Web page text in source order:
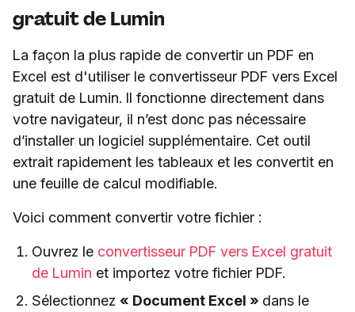
gratuit de Lumin
La façon la plus rapide de convertir un PDF en
Excel est d'utiliser le convertisseur PDF vers Excel
gratuit de Lumin. Il fonctionne directement dans
votre navigateur, il n’est donc pas nécessaire
d’installer un logiciel supplémentaire. Cet outil
extrait rapidement les tableaux et les convertit en
une feuille de calcul modifiable.
Voici comment convertir votre fichier :
Ouvrez le convertisseur PDF vers Excel gratuit
de Lumin et importez votre fichier PDF.
Sélectionnez « Document Excel » dans le